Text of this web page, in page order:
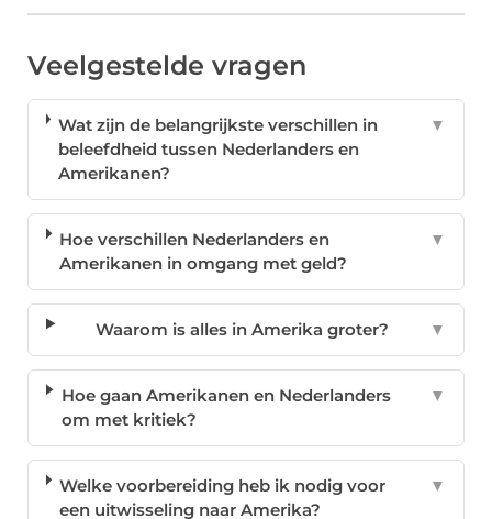
Veelgestelde vragen
Wat zijn de belangrijkste verschillen in
beleefdheid tussen Nederlanders en
Amerikanen?
▼
Hoe verschillen Nederlanders en
Amerikanen in omgang met geld?
▼
Waarom is alles in Amerika groter? ▼
Hoe gaan Amerikanen en Nederlanders
om met kritiek?
▼
Welke voorbereiding heb ik nodig voor
een uitwisseling naar Amerika?
▼